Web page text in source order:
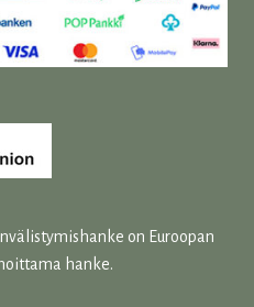
on Euroopan
hanke.